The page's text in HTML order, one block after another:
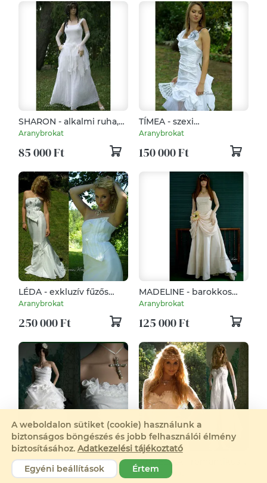
SHARON - alkalmi ruha,
bohém alternatív
menyasszonyi ruha
Aranybrokat
85 000 Ft
TÍMEA - szexi
menyasszonyi ruha
Aranybrokat
150 000 Ft
LÉDA - exkluzív fűzős
menyasszonyi ruha
Aranybrokat
250 000 Ft
MADELINE - barokkos
menyasszonyi ruha
Aranybrokat
125 000 Ft
FRANCESCA - bohém
menyasszonyi ruha
Aranybrokat
ANGELINA - romantikus
menyasszonyi ruha
Aranybrokat
A weboldalon sütiket (cookie) használunk a
biztonságos böngészés és jobb felhasználói élmény
biztosításához. Adatkezelési tájékoztató
Egyéni beállítások
Értem